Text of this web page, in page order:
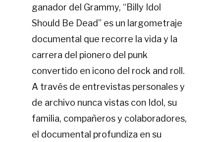
ganador del Grammy, “Billy Idol
Should Be Dead” es un largometraje
documental que recorre la vida y la
carrera del pionero del punk
convertido en icono del rock and roll.
A través de entrevistas personales y
de archivo nunca vistas con Idol, su
familia, compañeros y colaboradores,
el documental profundiza en su